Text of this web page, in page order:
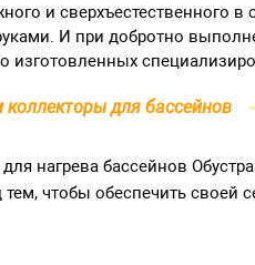
и сверхъестественного
И при добротно
изготовленных
для бассейнов
нагрева бассейнов
чтобы обеспечить своей